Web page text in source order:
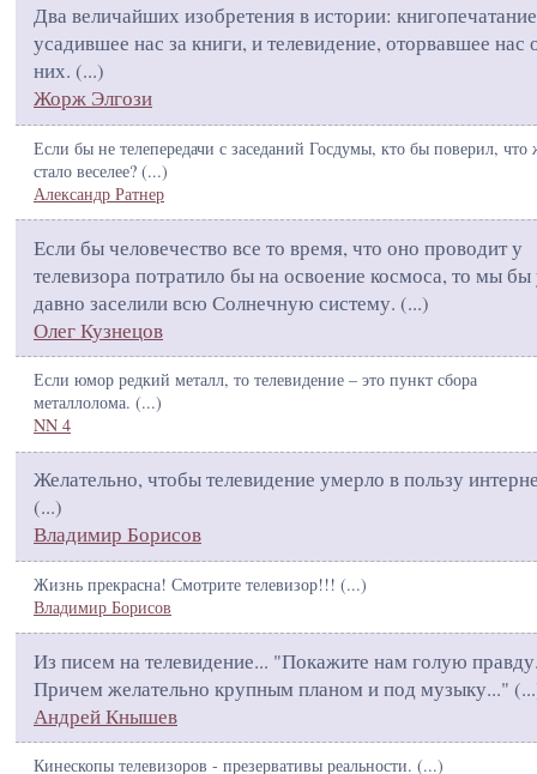
Два величайших изобретения в истории:
усадившее нас за книги, и телевидение, оторвавшее нас
них. (...)
Жорж Элгози
Если бы не телепередачи с заседаний Госдумы, кто бы поверил, что
стало веселее? (...)
Александр Ратнер
Если бы человечество все то время, что оно проводит у
телевизора потратило бы на освоение космоса, то мы
давно заселили всю Солнечную систему. (...)
Олег Кузнецов
Если юмор редкий металл, то телевидение – это пункт сбора
металлолома. (...)
NN 4
Желательно, чтобы телевидение умерло в пользу
(...)
Владимир Борисов
Жизнь прекрасна! Смотрите телевизор!!! (...)
Владимир Борисов
Из писем на телевидение... "Покажите нам голую
Причем желательно крупным планом и под музыку..." (...
Андрей Кнышев
Кинескопы телевизоров - презервативы реальности. (...)